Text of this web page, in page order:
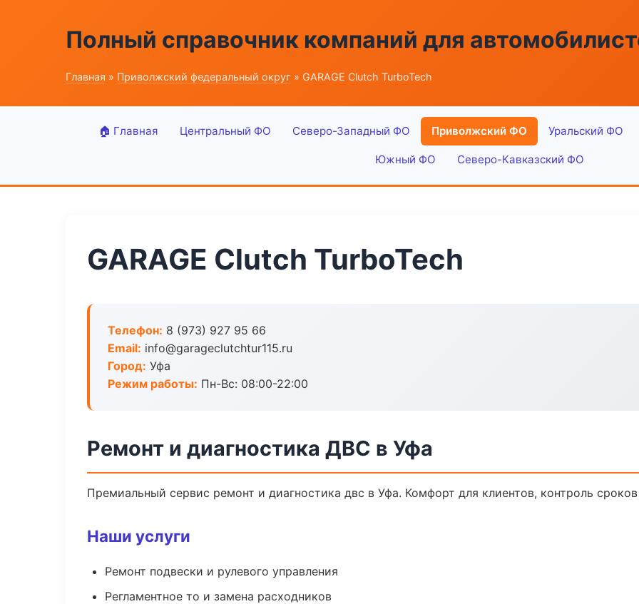
Полный справочник компаний для
Главная » Приволжский федеральный округ » GARAGE Clutch TurboTech
🏠 Главная Центральный ФО Северо-Западный ФО Приволжский ФО Уральский ФО
Южный ФО Северо-Кавказский ФО
GARAGE Clutch TurboTech
Телефон: 8 (973) 927 95 66
Email: info@garageclutchtur115.ru
Город: Уфа
Режим работы: Пн-Вс: 08:00-22:00
Ремонт и диагностика ДВС в Уфа
Премиальный сервис ремонт и диагностика двс в Уфа. Комфорт для клиентов, контроль
Наши услуги
Ремонт подвески и рулевого управления
Регламентное то и замена расходников